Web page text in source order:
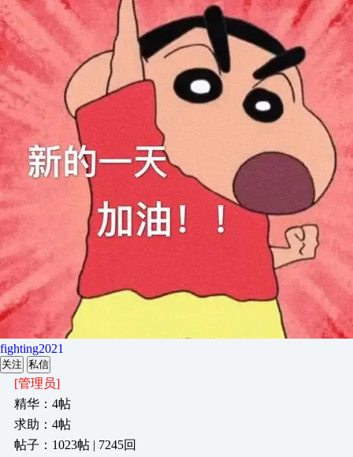
fighting2021
关注 私信
[管理员]
精华：4帖
求助：4帖
帖子：1023帖 | 7245回